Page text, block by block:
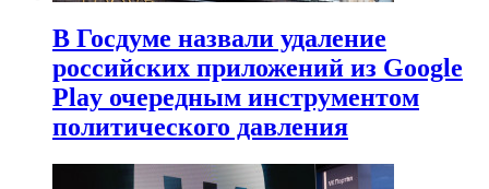
В Госдуме назвали удаление
российских приложений из Google
Play очередным инструментом
политического давления